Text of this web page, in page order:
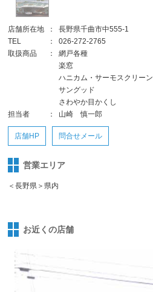
店舗所在地 ：
長野県千曲市中555-1
TEL
：
026-272-2765
取扱商品
：
網戸各種
楽窓
ハニカム・サーモスクリーン
サングッド
さわやか目かくし
担当者
： 山崎 慎一郎
店舗HP 問合せメール
営業エリア
＜長野県＞県内
お近くの店舗